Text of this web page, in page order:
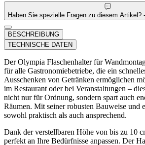
Haben Sie spezielle Fragen zu diesem Artikel?
BESCHREIBUNG
TECHNISCHE DATEN
Der Olympia Flaschenhalter für
für alle Gastronomiebetriebe, die ein
Ausschenken von Getränken ermöglichen
im Restaurant oder bei Veranstaltungen –
nicht nur für Ordnung, sondern spart auch
Räumen. Mit seiner robusten Bauweise und
sowohl praktisch als auch ansprechend.
Dank der verstellbaren Höhe von bis zu 10
perfekt an Ihre Bedürfnisse anpassen. Der